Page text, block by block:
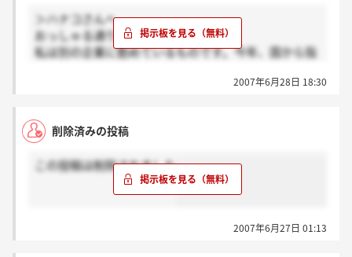
わからないのなら、自分が正しいと思った道を選ぶの
が一番じゃないかなと思うのです。
「こんな状況でもコムスンさんにこだわるべきです
よ！」ということを言いたいのではなくて、「この状
況でも入社する！」って決意された人を応援したく
裏切られた！と思うからここをやめるのもいいでしょ
うし、変えたい！と思って入社するのもいいでしょ
う。
私自身のことを申し上げれば、私の会社はまだ立ち直
っていませんし、去年に比べて業務が滞ることもあり
て3年間勤めてきて、この状況下でも私は入社したこ
「自分のやりたいこと」とか「お客様への貢献」をや
たらと連呼してるけど、仕事ってそれだけじゃないで
しょ？
どこも人手不足で内定なんてすぐにもらえるんだから
いかにも相手のことを思って書いてるようだけど、た
またま自分の会社が行政指導から立ち直った事例を引
っ張り出してきてちょっと英雄ぶってるとしか見えな
励ましたい気持ちもわかるけどさ、言ってることがあ
＞ハナコさんへ
おっしゃる通りだと思います。
私は別の企業に勤めているものです。今年、国から指
た。正直落ち込むこともありましたが、本来自分がや
会社の方向性は変わらないし、自分のできることから
会社を良くしていこう、そして消費者やお客様、社会
す。
確かに、コムスンさんは今非常に辛い時期ですよね。
不勉強で申し訳ないのですが、先行きが不透明な状況
客様皆さん不安になって当然だと思います。
2007年6月28日 18:30
削除済みの投稿
この投稿は削除されました
2007年6月27日 01:13